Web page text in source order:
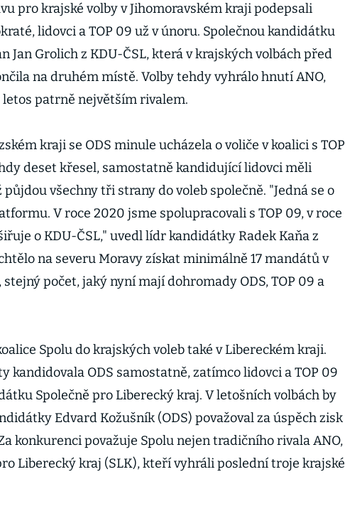
pro krajské volby v Jihomoravském kraji podepsali
lidovci a TOP 09 už v únoru. Společnou kandidátku
Jan Grolich z KDU-ČSL, která v krajských volbách před
na druhém místě. Volby tehdy vyhrálo hnutí ANO,
patrně největším rivalem.
kraji se ODS minule ucházela o voliče v koalici s TOP
deset křesel, samostatně kandidující lidovci měli
půjdou všechny tři strany do voleb společně. "Jedná se o
V roce 2020 jsme spolupracovali s TOP 09, v roce
o KDU-ČSL," uvedl lídr kandidátky Radek Kaňa z
na severu Moravy získat minimálně 17 mandátů v
počet, jaký nyní mají dohromady ODS, TOP 09 a
Spolu do krajských voleb také v Libereckém kraji.
kandidovala ODS samostatně, zatímco lidovci a TOP 09
Společně pro Liberecký kraj. V letošních volbách by
Edvard Kožušník (ODS) považoval za úspěch zisk
konkurenci považuje Spolu nejen tradičního rivala ANO,
Liberecký kraj (SLK), kteří vyhráli poslední troje krajské